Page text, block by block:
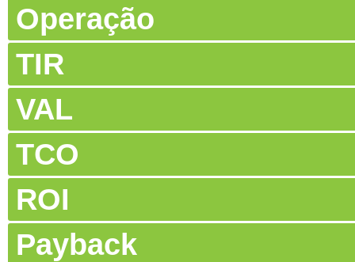
Operação
TIR
VAL
TCO
ROI
Payback